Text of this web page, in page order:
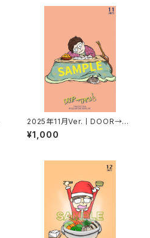
2025年11月Ver.丨DOOR→TA
KUポストカード
¥1,000